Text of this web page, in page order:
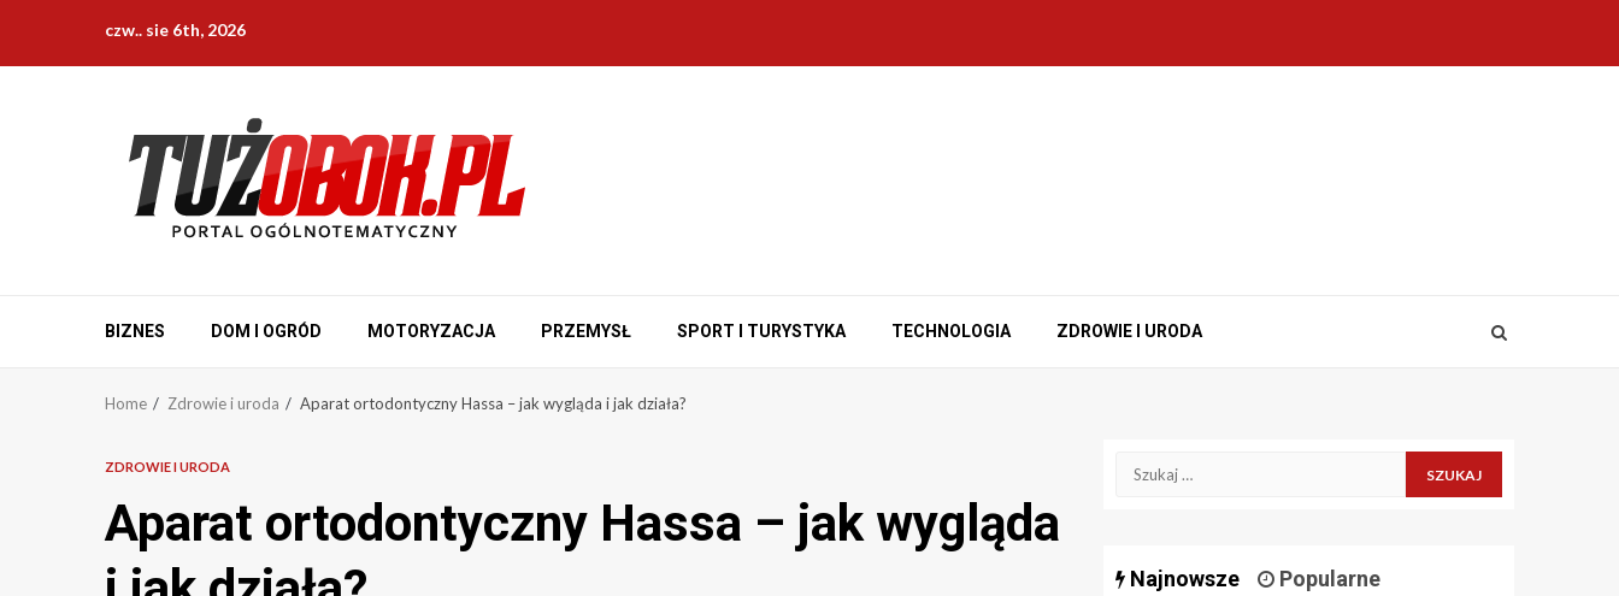
content
czw.. sie 6th, 2026
BIZNES DOM I OGRÓD MOTORYZACJA PRZEMYSŁ SPORT I TURYSTYKA TECHNOLOGIA ZDROWIE I URODA
Home Zdrowie i uroda Aparat ortodontyczny Hassa – jak wygląda i jak działa?
ZDROWIE I URODA
Aparat ortodontyczny Hassa – jak wygląda
Szukaj:
Najnowsze
Popularne